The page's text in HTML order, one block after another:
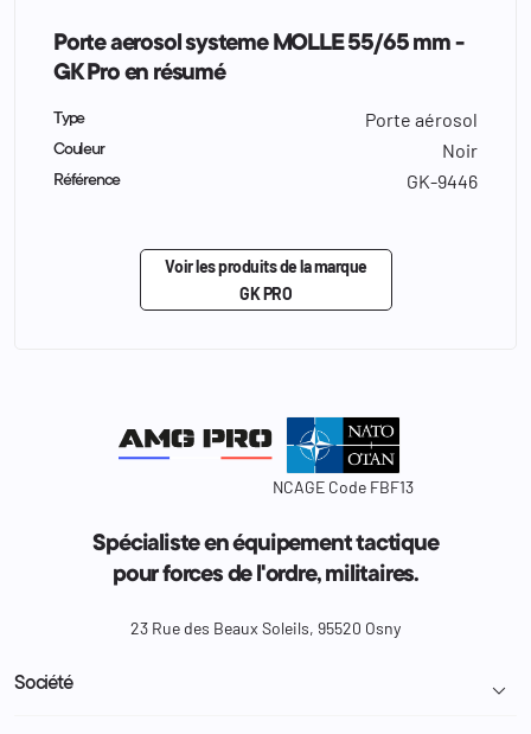
Porte aerosol systeme MOLLE 55/65 mm -
GK Pro en résumé
Type Porte aérosol
Couleur Noir
Référence GK-9446
Voir les produits de la marque
GK PRO
NCAGE Code FBF13
Spécialiste en équipement tactique
pour forces de l'ordre, militaires.
23 Rue des Beaux Soleils, 95520 Osny
Société 